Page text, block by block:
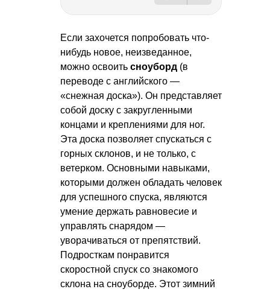
Если захочется попробовать что-
нибудь новое, неизведанное,
можно освоить сноуборд (в
переводе с английского —
«снежная доска»). Он представляет
собой доску с закругленными
концами и креплениями для ног.
Эта доска позволяет спускаться с
горных склонов, и не только, с
ветерком. Основными навыками,
которыми должен обладать человек
для успешного спуска, являются
умение держать равновесие и
управлять снарядом —
уворачиваться от препятствий.
Подросткам понравится
скоростной спуск со знакомого
склона на сноуборде. Этот зимний